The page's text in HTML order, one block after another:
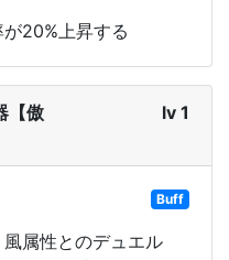
20%上昇する
【傲
lv 1
Buff
属性とのデュエル